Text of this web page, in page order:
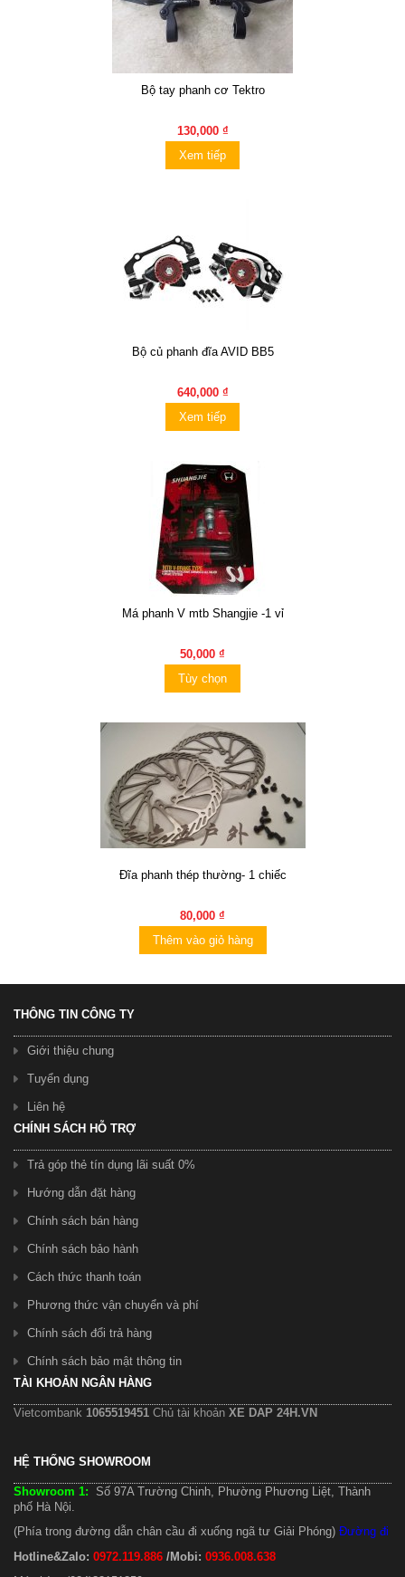
Bộ tay phanh cơ Tektro
130,000 ₫
Xem tiếp
Bộ củ phanh đĩa AVID BB5
640,000 ₫
Xem tiếp
Má phanh V mtb Shangjie -1 vỉ
50,000 ₫
Tùy chọn
Đĩa phanh thép thường- 1 chiếc
80,000 ₫
Thêm vào giỏ hàng
THÔNG TIN CÔNG TY
Giới thiệu chung
Tuyển dụng
Liên hệ
CHÍNH SÁCH HỖ TRỢ
Trả góp thẻ tín dụng lãi suất 0%
Hướng dẫn đặt hàng
Chính sách bán hàng
Chính sách bảo hành
Cách thức thanh toán
Phương thức vận chuyển và phí
Chính sách đổi trả hàng
Chính sách bảo mật thông tin
TÀI KHOẢN NGÂN HÀNG
Vietcombank 1065519451 Chủ tài khoản XE DAP 24H.VN
HỆ THỐNG SHOWROOM
Showroom 1: Số 97A Trường Chinh, Phường Phương Liệt, Thành
phố Hà Nội.
(Phía trong đường dẫn chân cầu đi xuống ngã tư Giải Phóng) Đường đi
Hotline&Zalo: 0972.119.886 /Mobi: 0936.008.638